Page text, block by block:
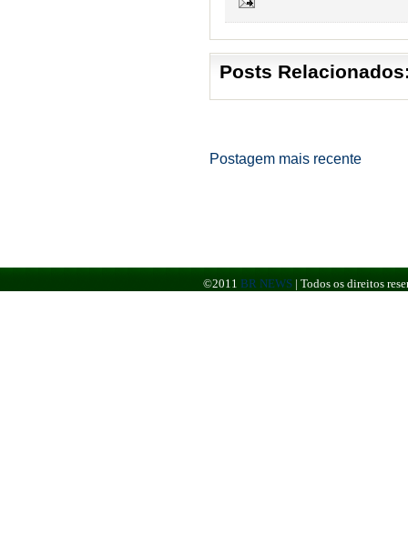
Posts
Postagem mais recente
©2011 BR NEWS | Todos os direitos